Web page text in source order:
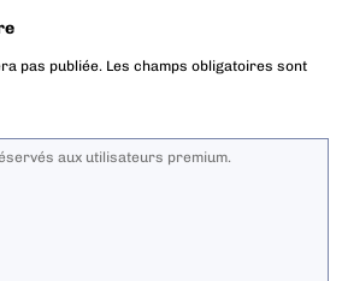
pas publiée. Les champs obligatoires sont